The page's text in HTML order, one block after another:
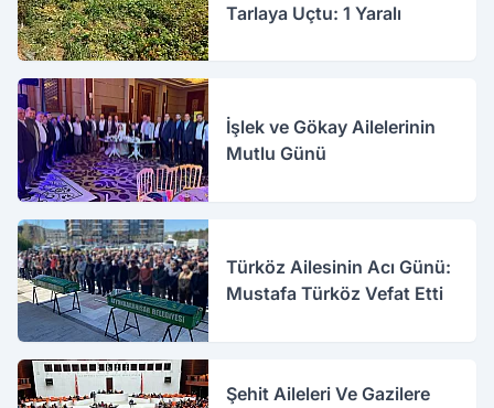
Tarlaya Uçtu: 1 Yaralı
İşlek ve Gökay Ailelerinin
Mutlu Günü
Türköz Ailesinin Acı Günü:
Mustafa Türköz Vefat Etti
Şehit Aileleri Ve Gazilere